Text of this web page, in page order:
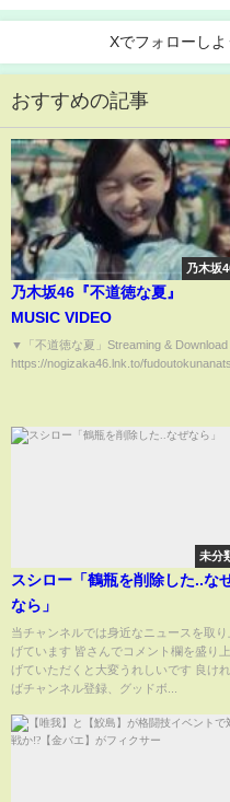
Xでフォローしよ
おすすめの記事
乃木坂
乃木坂46『不道徳な夏』
MUSIC VIDEO
▼「不道徳な夏」Streaming & Download
https://nogizaka46.lnk.to/
未分
スシロー「鶴瓶を削除した..な
なら」
当チャンネルでは身近なニュースを取り
げています 皆さんでコメント欄を盛り上
げていただくと大変うれしいです 良けれ
ばチャンネル登録、グッドボ...